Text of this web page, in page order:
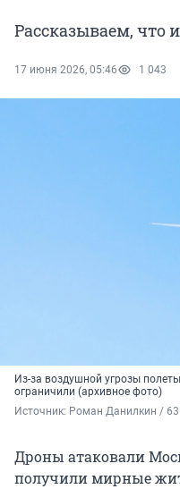
Рассказываем, что
17 июня 2026, 05:46 1 043
Из-за воздушной угрозы
ограничили (архивное фото)
Источник: Роман Данилкин /
Дроны атаковали
получили мирные